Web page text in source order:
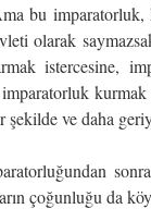
bu imparatorluk,
olarak
istercesine,
imparatorluk
şekilde ve daha
çoğunluğu da